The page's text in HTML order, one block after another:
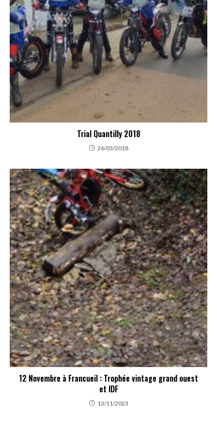
Trial Quantilly 2018
26/03/2018
12 Novembre à Francueil : Trophée vintage grand ouest
et IDF
13/11/2023